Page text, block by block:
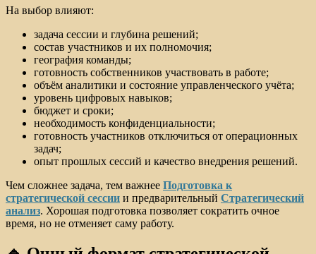
На выбор влияют:
задача сессии и глубина решений;
состав участников и их полномочия;
география команды;
готовность собственников участвовать в работе;
объём аналитики и состояние управленческого учёта;
уровень цифровых навыков;
бюджет и сроки;
необходимость конфиденциальности;
готовность участников отключиться от операционных
задач;
опыт прошлых сессий и качество внедрения решений.
Чем сложнее задача, тем важнее Подготовка к
стратегической сессии и предварительный Стратегический
анализ. Хорошая подготовка позволяет сократить очное
время, но не отменяет саму работу.